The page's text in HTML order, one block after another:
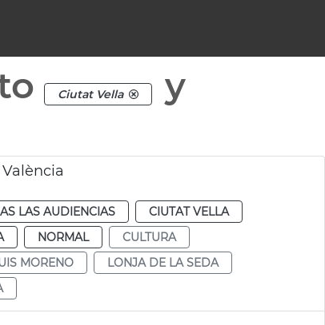
Ciutat Vella
y
LAS AUDIENCIAS
CIUTAT VELLA
NORMAL
CULTURA
MORENO
LONJA DE LA SEDA